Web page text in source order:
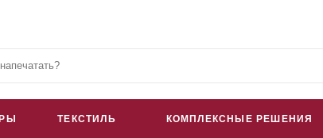
ТЕКСТИЛЬ КОМПЛЕКСНЫЕ РЕШЕНИЯ